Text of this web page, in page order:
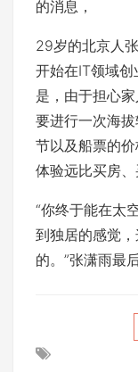
的消息，
29岁的北京人
开始在IT领域
是，由于担心
要进行一次海
节以及船票的
体验远比买房、
“你终于能在太
到独居的感觉
的。”张潇雨最